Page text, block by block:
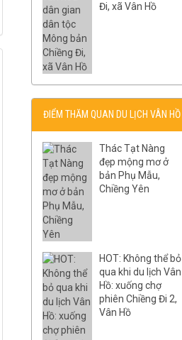
Đi, xã Vân Hồ
ĐIỂM THĂM QUAN DU LỊCH VÂN HỒ
Thác Tạt Nàng
đẹp mộng mơ ở
bản Phụ Mẫu,
Chiềng Yên
HOT: Không thể bỏ
qua khi du lịch Vân
Hồ: xuống chợ
phiên Chiềng Đi 2,
Vân Hồ